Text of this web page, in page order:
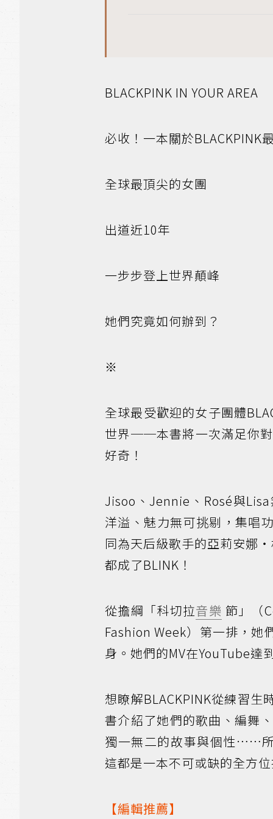
BLACKPINK IN YOUR AREA
必收！一本關於BLACKPINK
全球最頂尖的女團
出道近10年
一步步登上世界顛峰
她們究竟如何辦到？
※
全球最受歡迎的女子團體
世界──本書將一次滿足你
好奇！
Jisoo、Jennie、Rosé與
洋溢、魅力無可挑剔，集唱
同為天后級歌手的亞莉安娜
都成了BLINK！
從擔綱「科切拉音樂 節」（
Fashion Week）第一排，她
身。她們的MV在YouTube達
想瞭解BLACKPINK從練習
書介紹了她們的歌曲、編舞、
獨一無二的故事與個性……
這都是一本不可或缺的全方
【編輯推薦】